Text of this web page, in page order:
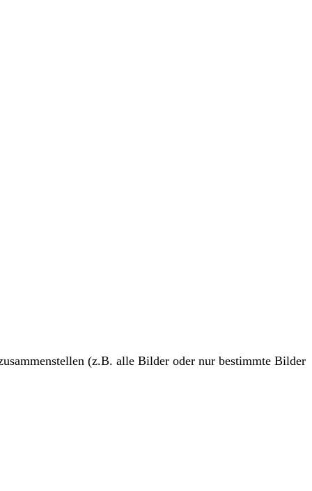
(z.B. alle Bilder oder nur bestimmte Bilder